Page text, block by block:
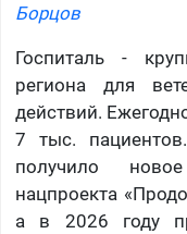
Борцов
Госпиталь -
региона для
действий.
7 тыс.
получило
нацпроекта
а в 2026 году